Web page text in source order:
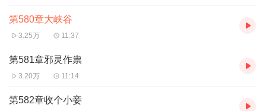
第580章大峡谷
3.25万 11:37
第581章邪灵作祟
3.20万 11:14
第582章收个小妾